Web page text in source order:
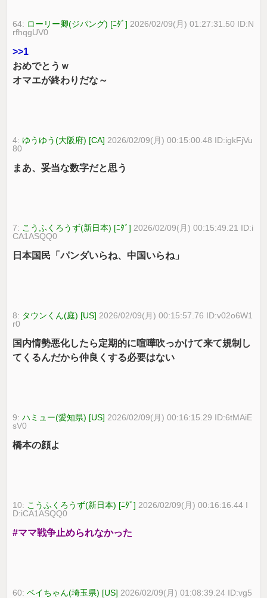
64: ローリー卿(ジパング) [ﾆﾀﾞ] 2026/02/09(月) 01:27:31.50 ID:N
rfhqgUV0
>>1
おめでとうｗ
オマエが終わりだな～
4: ゆうゆう(大阪府) [CA] 2026/02/09(月) 00:15:00.48 ID:igkFjVu
80
まあ、妥当な数字だと思う
7: こうふくろうず(新日本) [ﾆﾀﾞ] 2026/02/09(月) 00:15:49.21 ID:i
CA1ASQQ0
日本国民「パンダいらね、中国いらね」
8: タウンくん(庭) [US] 2026/02/09(月) 00:15:57.76 ID:v02o6W1
r0
国内情勢悪化したら定期的に喧嘩吹っかけて来て規制し
てくるんだから仲良くする必要はない
9:ハミュー(愛知県) [US] 2026/02/09(月) 00:16:15.29 ID:6tMAiE
sV0
橋本の顔よ
10: こうふくろうず(新日本) [ﾆﾀﾞ] 2026/02/09(月) 00:16:16.44 I
D:iCA1ASQQ0
#ママ戦争止められなかった
60:ベイちゃん(埼玉県) [US] 2026/02/09(月) 01:08:39.24 ID:vg5